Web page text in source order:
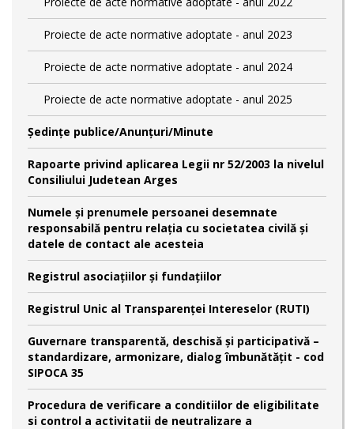
Proiecte de acte normative adoptate - anul 2023
Proiecte de acte normative adoptate - anul 2024
Proiecte de acte normative adoptate - anul 2025
Şedinţe publice/Anunţuri/Minute
Rapoarte privind aplicarea Legii nr 52/2003 la nivelul
Consiliului Judetean Arges
Numele şi prenumele persoanei desemnate
responsabilă pentru relaţia cu societatea civilă şi
datele de contact ale acesteia
Registrul asociațiilor și fundațiilor
Registrul Unic al Transparenței Intereselor (RUTI)
Guvernare transparentă, deschisă și participativă –
standardizare, armonizare, dialog îmbunătățit - cod
SIPOCA 35
Procedura de verificare a conditiilor de eligibilitate
si control a activitatii de neutralizare a